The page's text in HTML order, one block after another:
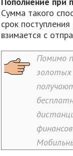
Сумма такого
срок
взимается с
Помимо
золотых